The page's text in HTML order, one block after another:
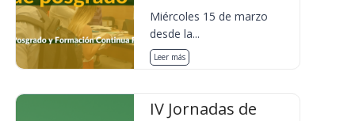
Miércoles 15 de marzo
desde la...
Leer más
IV Jornadas de